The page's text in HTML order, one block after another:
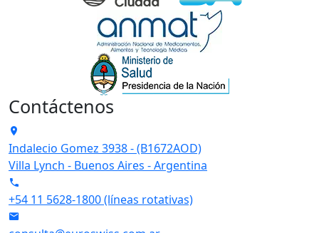
Contáctenos
Indalecio Gomez 3938 - (B1672AOD)
Villa Lynch - Buenos Aires - Argentina
+54 11 5628-1800 (líneas rotativas)